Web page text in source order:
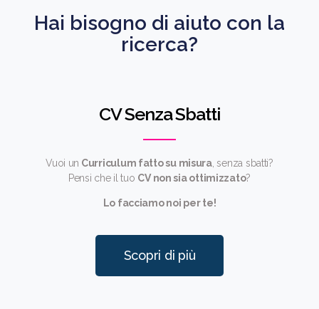
Hai bisogno di aiuto con la
ricerca?
CV Senza Sbatti
Vuoi un Curriculum fatto su misura, senza sbatti?
Pensi che il tuo CV non sia ottimizzato?
Lo facciamo noi per te!
Scopri di più